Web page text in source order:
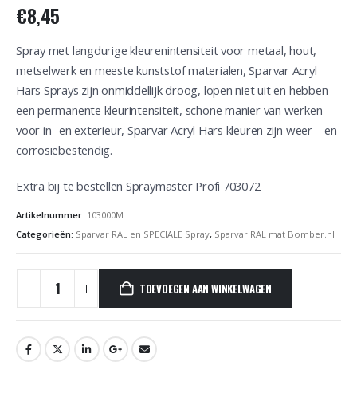
€8,45
Spray met langdurige kleurenintensiteit voor metaal, hout,
metselwerk en meeste kunststof materialen, Sparvar Acryl
Hars Sprays zijn onmiddellijk droog, lopen niet uit en hebben
een permanente kleurintensiteit, schone manier van werken
voor in -en exterieur, Sparvar Acryl Hars kleuren zijn weer – en
corrosiebestendig.
Extra bij te bestellen Spraymaster Profi 703072
Artikelnummer: 103000M
Categorieën: Sparvar RAL en SPECIALE Spray, Sparvar RAL mat Bomber.nl
TOEVOEGEN AAN WINKELWAGEN